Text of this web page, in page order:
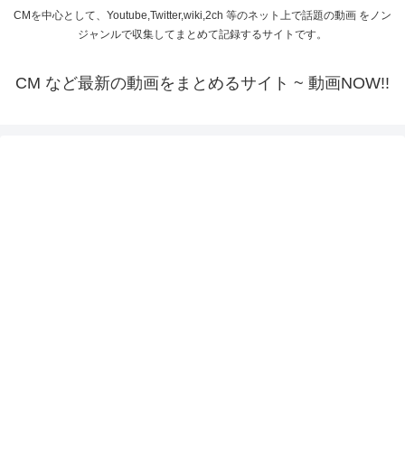
CMを中心として、Youtube,Twitter,wiki,2ch 等のネット上で話題の動画 をノン
ジャンルで収集してまとめて記録するサイトです。
CM など最新の動画をまとめるサイト ~ 動画NOW!!